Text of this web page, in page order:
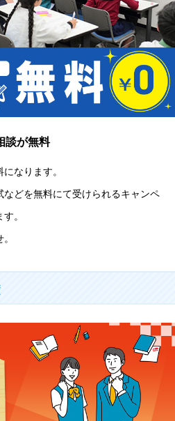
談が無料
なります。
どを無料にて受けられるキャンペ
。